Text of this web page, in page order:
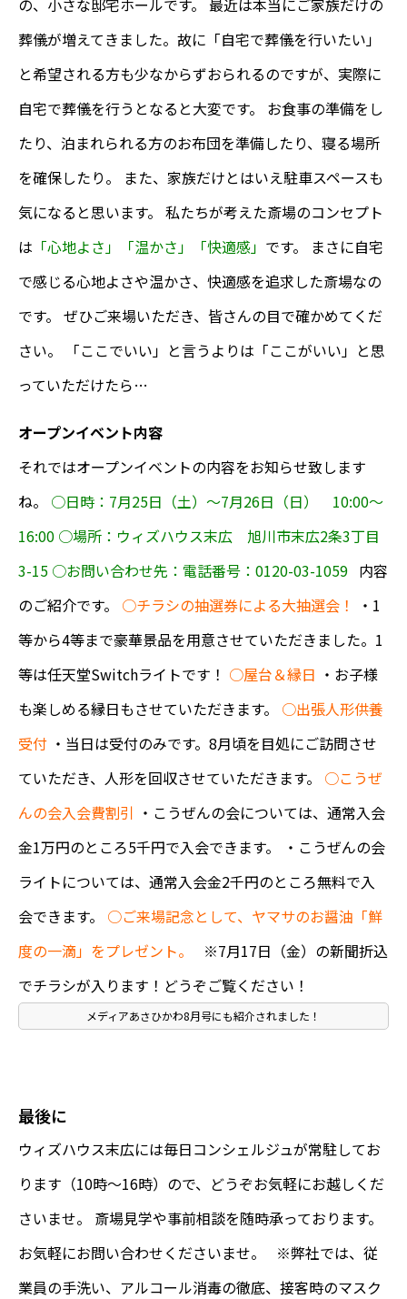
葬儀が増えてきました。故に「自宅で葬儀を行いたい」
と希望される方も少なからずおられるのですが、実際に
自宅で葬儀を行うとなると大変です。 お食事の準備をし
たり、泊まれられる方のお布団を準備したり、寝る場所
を確保したり。 また、家族だけとはいえ駐車スペースも
気になると思います。 私たちが考えた斎場のコンセプト
は 「心地よさ」「温かさ」「快適感」 です。 まさに自宅
で感じる心地よさや温かさ、快適感を追求した斎場なの
です。 ぜひご来場いただき、皆さんの目で確かめてくだ
さい。 「ここでいい」と言うよりは「ここがいい」と思
っていただけたら…
オープンイベント内容
それではオープンイベントの内容をお知らせ致します
ね。 ○日時：7月25日（土）〜7月26日（日） 10:00〜
16:00 ○場所：ウィズハウス末広 旭川市末広2条3丁目
3-15 ○お問い合わせ先：電話番号：0120-03-1059 内容
のご紹介です。 ○チラシの抽選券による大抽選会！
・1
等から4等まで豪華景品を用意させていただきました。1
等は任天堂Switchライトです！ ○屋台＆縁日 ・お子様
も楽しめる縁日もさせていただきます。 ○出張人形供養
受付 ・当日は受付のみです。8月頃を目処にご訪問させ
ていただき、人形を回収させていただきます。 ○こうぜ
んの会入会費割引 ・こうぜんの会については、通常入会
金1万円のところ5千円で入会できます。 ・こうぜんの会
ライトについては、通常入会金2千円のところ無料で入
会できます。 ○ご来場記念として、ヤマサのお醤油「鮮
度の一滴」をプレゼント。
※7月17日（金）の新聞折込
でチラシが入ります！どうぞご覧ください！
メディアあさひかわ8月号にも紹介されました！
最後に
ウィズハウス末広には毎日コンシェルジュが常駐してお
ります（10時〜16時）ので、どうぞお気軽にお越しくだ
さいませ。 斎場見学や事前相談を随時承っております。
お気軽にお問い合わせくださいませ。 ※弊社では、従
業員の手洗い、アルコール消毒の徹底、接客時のマスク